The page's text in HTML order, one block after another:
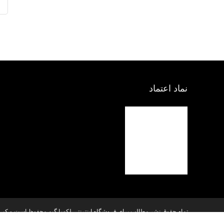
نماد اعتماد
تمام حقوق نشر مطالب برای فروشگاه اینترنتی لکسا گیم محفوظ است و کپی